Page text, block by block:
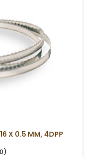
X 0.5 MM, 4DPP